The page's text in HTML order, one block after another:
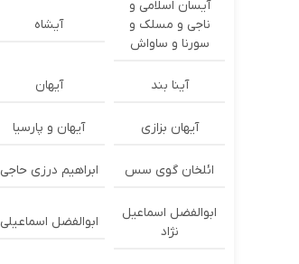
آیسان اسلامی و
ناجی و مسلک و
سورنا و ساواش
آیشاه
آینا بند آیهان
آیهان بزازی آیهان و پارسیا
ائلخان گوی سس ابراهیم درزی حاجی
ابوالفضل اسماعیل
نژاد
ابوالفضل اسماعیلی